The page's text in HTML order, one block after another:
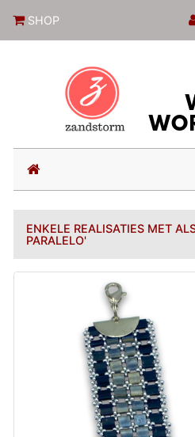
SHOP
(current)
ENKELE REALISATIES MET
PARALELO'